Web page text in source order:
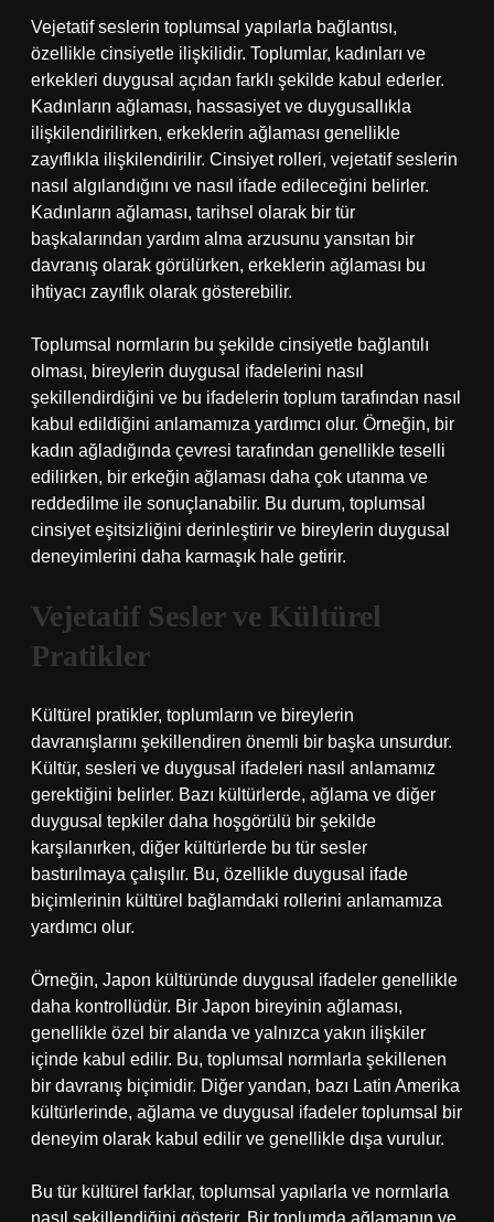
Vejetatif seslerin toplumsal yapılarla bağlantısı,
özellikle cinsiyetle ilişkilidir. Toplumlar, kadınları ve
erkekleri duygusal açıdan farklı şekilde kabul ederler.
Kadınların ağlaması, hassasiyet ve duygusallıkla
ilişkilendirilirken, erkeklerin ağlaması genellikle
zayıflıkla ilişkilendirilir. Cinsiyet rolleri, vejetatif seslerin
nasıl algılandığını ve nasıl ifade edileceğini belirler.
Kadınların ağlaması, tarihsel olarak bir tür
başkalarından yardım alma arzusunu yansıtan bir
davranış olarak görülürken, erkeklerin ağlaması bu
ihtiyacı zayıflık olarak gösterebilir.
Toplumsal normların bu şekilde cinsiyetle bağlantılı
olması, bireylerin duygusal ifadelerini nasıl
şekillendirdiğini ve bu ifadelerin toplum tarafından nasıl
kabul edildiğini anlamamıza yardımcı olur. Örneğin, bir
kadın ağladığında çevresi tarafından genellikle teselli
edilirken, bir erkeğin ağlaması daha çok utanma ve
reddedilme ile sonuçlanabilir. Bu durum, toplumsal
cinsiyet eşitsizliğini derinleştirir ve bireylerin duygusal
deneyimlerini daha karmaşık hale getirir.
Vejetatif Sesler ve Kültürel
Pratikler
Kültürel pratikler, toplumların ve bireylerin
davranışlarını şekillendiren önemli bir başka unsurdur.
Kültür, sesleri ve duygusal ifadeleri nasıl anlamamız
gerektiğini belirler. Bazı kültürlerde, ağlama ve diğer
duygusal tepkiler daha hoşgörülü bir şekilde
karşılanırken, diğer kültürlerde bu tür sesler
bastırılmaya çalışılır. Bu, özellikle duygusal ifade
biçimlerinin kültürel bağlamdaki rollerini anlamamıza
yardımcı olur.
Örneğin, Japon kültüründe duygusal ifadeler genellikle
daha kontrollüdür. Bir Japon bireyinin ağlaması,
genellikle özel bir alanda ve yalnızca yakın ilişkiler
içinde kabul edilir. Bu, toplumsal normlarla şekillenen
bir davranış biçimidir. Diğer yandan, bazı Latin Amerika
kültürlerinde, ağlama ve duygusal ifadeler toplumsal bir
deneyim olarak kabul edilir ve genellikle dışa vurulur.
Bu tür kültürel farklar, toplumsal yapılarla ve normlarla
nasıl şekillendiğini gösterir. Bir toplumda ağlamanın ve